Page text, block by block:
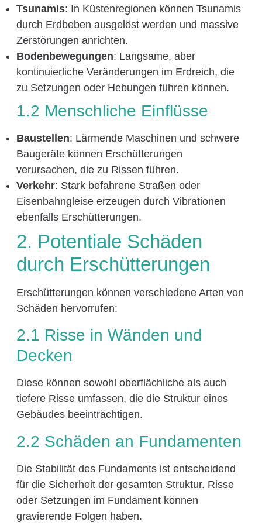
Tsunamis: In Küstenregionen können Tsunamis
durch Erdbeben ausgelöst werden und massive
Zerstörungen anrichten.
Bodenbewegungen: Langsame, aber
kontinuierliche Veränderungen im Erdreich, die
zu Setzungen oder Hebungen führen können.
1.2 Menschliche Einflüsse
Baustellen: Lärmende Maschinen und schwere
Baugeräte können Erschütterungen
verursachen, die zu Rissen führen.
Verkehr: Stark befahrene Straßen oder
Eisenbahngleise erzeugen durch Vibrationen
ebenfalls Erschütterungen.
2. Potentiale Schäden
durch Erschütterungen
Erschütterungen können verschiedene Arten von
Schäden hervorrufen:
2.1 Risse in Wänden und
Decken
Diese können sowohl oberflächliche als auch
tiefere Risse umfassen, die die Struktur eines
Gebäudes beeinträchtigen.
2.2 Schäden an Fundamenten
Die Stabilität des Fundaments ist entscheidend
für die Sicherheit der gesamten Struktur. Risse
oder Setzungen im Fundament können
gravierende Folgen haben.